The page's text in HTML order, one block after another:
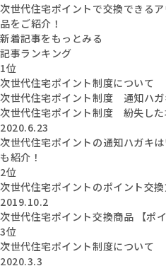
次世代住宅ポイントで交換できる
品をご紹介！
新着記事をもっとみる
記事ランキング
1位
次世代住宅ポイント制度について
次世代住宅ポイント制度 通知ハガ
次世代住宅ポイント制度 紛失し
2020.6.23
次世代住宅ポイントの通知ハガキ
も紹介！
2位
次世代住宅ポイントのポイント交
2019.10.2
次世代住宅ポイント交換商品 【ポ
3位
次世代住宅ポイント制度について
2020.3.3